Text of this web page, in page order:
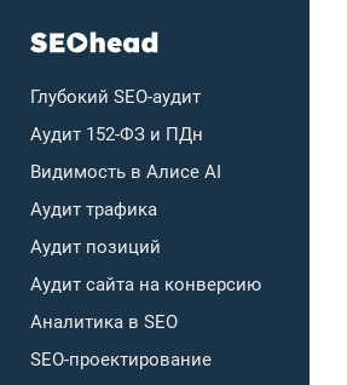
Глубокий SEO-аудит
Аудит 152-ФЗ и ПДн
Видимость в Алисе AI
Аудит трафика
Аудит позиций
Аудит сайта на конверсию
Аналитика в SEO
SEO-проектирование